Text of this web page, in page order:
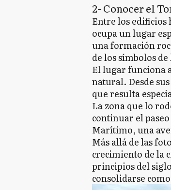
2- Conocer el
Entre los
ocupa un lugar
una formación
de los símbolos
El lugar funciona
natural. Desde
que resulta
La zona que lo
continuar el
Marítimo, una
Más allá de las
crecimiento de la
principios del
consolidarse